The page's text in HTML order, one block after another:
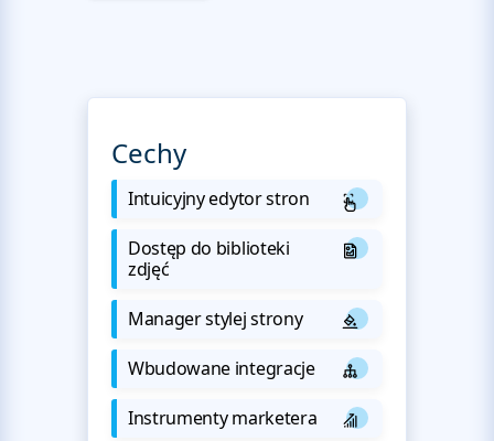
Cechy
Intuicyjny edytor stron
Dostęp do biblioteki
zdjęć
Manager stylej strony
Wbudowane integracje
Instrumenty marketera